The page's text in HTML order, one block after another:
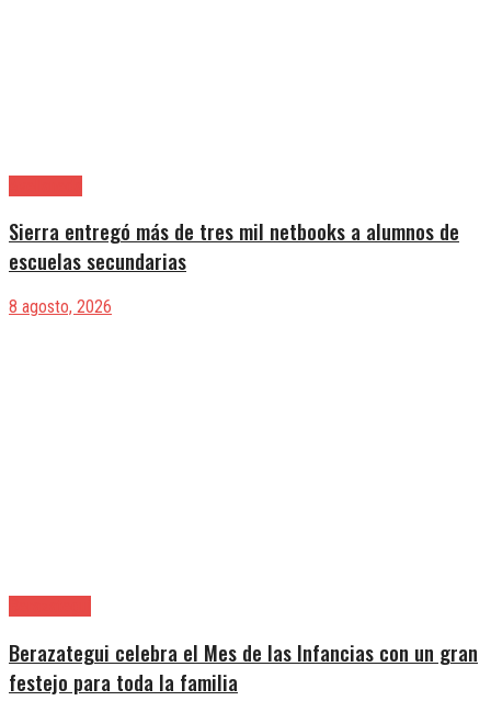
Sierra entregó más de tres mil netbooks a alumnos de
escuelas secundarias
8 agosto, 2026
Berazategui celebra el Mes de las Infancias con un gran
festejo para toda la familia